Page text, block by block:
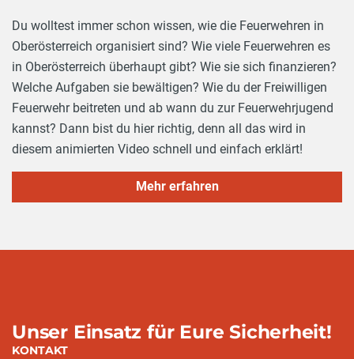
Du wolltest immer schon wissen, wie die Feuerwehren in
Oberösterreich organisiert sind? Wie viele Feuerwehren es
in Oberösterreich überhaupt gibt? Wie sie sich finanzieren?
Welche Aufgaben sie bewältigen? Wie du der Freiwilligen
Feuerwehr beitreten und ab wann du zur Feuerwehrjugend
kannst? Dann bist du hier richtig, denn all das wird in
diesem animierten Video schnell und einfach erklärt!
Mehr erfahren
Unser Einsatz für Eure Sicherheit!
KONTAKT